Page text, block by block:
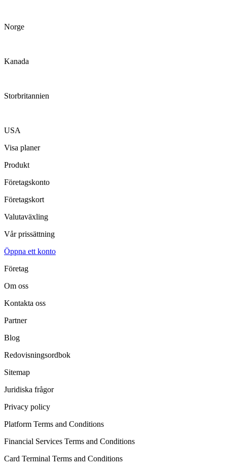
Norge
Kanada
Storbritannien
USA
Visa planer
Produkt
Företagskonto
Företagskort
Valutaväxling
Vår prissättning
Öppna ett konto
Företag
Om oss
Kontakta oss
Partner
Blog
Redovisningsordbok
Sitemap
Juridiska frågor
Privacy policy
Platform Terms and Conditions
Financial Services Terms and Conditions
Card Terminal Terms and Conditions